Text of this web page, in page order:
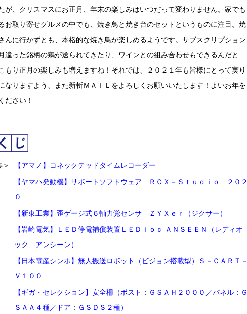
が、クリスマスにお正月、年末の楽しみはいつだって変わりません。家でも
お取り寄せグルメの中でも、焼き鳥と焼き台のセットというものに注目。焼
んに行かずとも、本格的な焼き鳥が楽しめるようです。サブスクリプション
違った銘柄の鶏が送られてきたり、ワインとの組み合わせもできるんだと
もり正月の楽しみも増えますね！それでは、２０２１年も皆様にとって実り
なりますよう、また新斬ＭＡＩＬをよろしくお願いいたします！よいお年を
ださい！
＞
【アマノ】コネックテッドタイムレコーダー
【ヤマハ発動機】サポートソフトウェア ＲＣＸ－Ｓｔｕｄｉｏ ２０２
０
【新東工業】歪ゲージ式６軸力覚センサ ＺＹＸｅｒ（ジクサー）
【岩崎電気】ＬＥＤ停電補償装置ＬＥＤｉｏｃ ＡＮＳＥＥＮ（レディオ
ック アンシーン）
【日本電産シンポ】無人搬送ロボット（ビジョン搭載型）Ｓ－ＣＡＲＴ－
Ｖ１００
【ギガ・セレクション】安全柵（ポスト：ＧＳＡＨ２０００／パネル：Ｇ
ＳＡＡ４種／ドア：ＧＳＤＳ２種）